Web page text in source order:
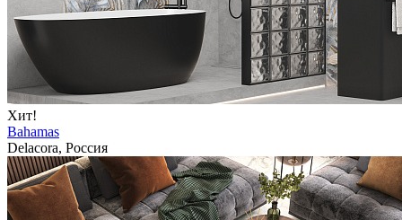
Хит!
Bahamas
Delacora, Россия